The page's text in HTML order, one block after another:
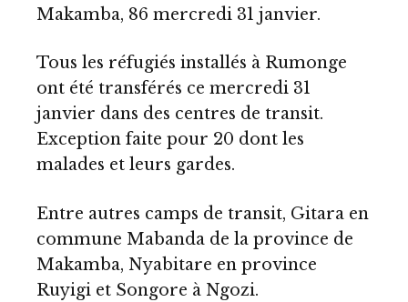
Makamba, 86 mercredi 31 janvier.
Tous les réfugiés installés à Rumonge
ont été transférés ce mercredi 31
janvier dans des centres de transit.
Exception faite pour 20 dont les
malades et leurs gardes.
Entre autres camps de transit, Gitara en
commune Mabanda de la province de
Makamba, Nyabitare en province
Ruyigi et Songore à Ngozi.